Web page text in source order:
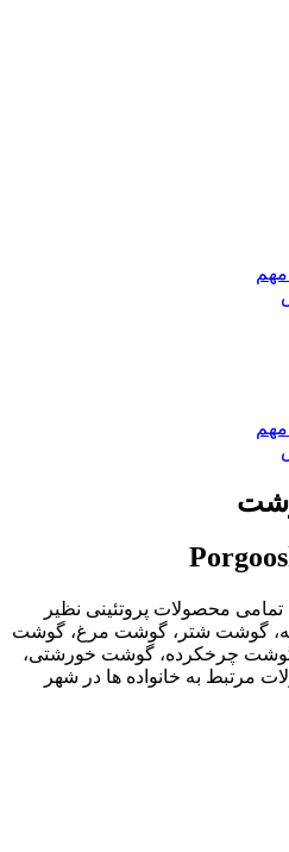
مهم
مهم
محصولات پروتئینی نظیر
گوشت شتر، گوشت مرغ، گوشت
گوشت چرخکرده، گوشت خورشتی،
مرتبط به خانواده ها در شهر